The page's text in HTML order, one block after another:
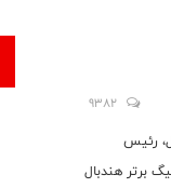
9382
رئیس
برتر هندبال